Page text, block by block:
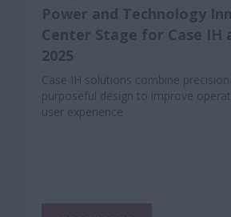
Power and Technology
Center Stage for Case IH
2025
Case IH solutions combine
purposeful design to improve
user experience